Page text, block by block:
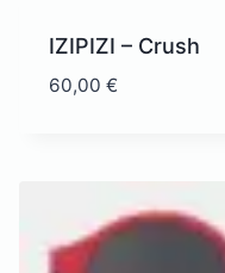
IZIPIZI – Crush
60,00€